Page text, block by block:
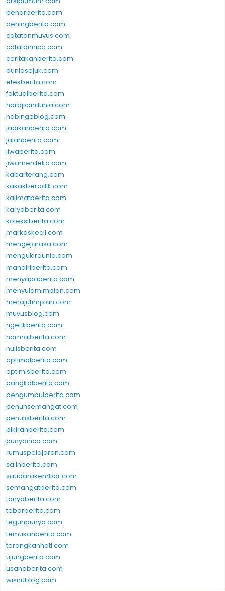
benarberita.com
beningberita.com
catatanmuvus.com
catatannico.com
ceritakanberita.com
duniasejuk.com
efekberita.com
faktualberita.com
harapandunia.com
hobingeblog.com
jadikanberita.com
jalanberita.com
jiwaberita.com
jiwamerdeka.com
kabarterang.com
kakakberadik.com
kalimatberita.com
karyaberita.com
koleksiberita.com
markaskecil.com
mengejarasa.com
mengukirdunia.com
mandiriberita.com
menyapaberita.com
menyulamimpian.com
merajutimpian.com
muvusblog.com
ngetikberita.com
normalberita.com
nulisberita.com
optimalberita.com
optimisberita.com
pangkalberita.com
pengumpulberita.com
penuhsemangat.com
penulisberita.com
pikiranberita.com
punyanico.com
rumuspelajaran.com
salinberita.com
saudarakembar.com
semangatberita.com
tanyaberita.com
tebarberita.com
teguhpunya.com
temukanberita.com
terangkanhati.com
ujungberita.com
usahaberita.com
wisnublog.com